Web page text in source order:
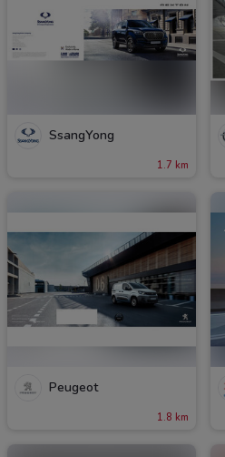
SsangYong
1.7 km
Peugeot
1.8 km